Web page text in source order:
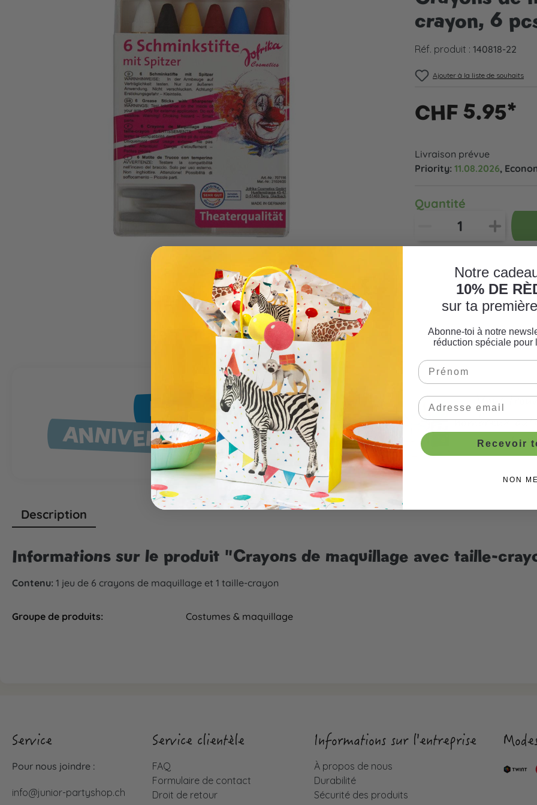
crayon, 6
Réf. produit : 140818-22
Ajouter à la liste de souhaits
CHF 5.95*
Livraison prévue
Priority: 11.08.2026,
Quantité
Commandé
livré demain
POLICE
ANNIVERSAIRE ENFANT
Vous
nombreux
le
Description
Informations sur le produit "Crayons de maquillage avec taille-
Contenu: 1 jeu de 6 crayons de maquillage et 1 taille-crayon
Groupe de produits: Costumes & maquillage
Service
Pour nous joindre :
info@junior-partyshop.ch
Service clientèle
FAQ
Formulaire de contact
Droit de retour
Informations sur l'entreprise
À propos de nous
Durabilité
Sécurité des produits
Notre
10% DE
sur ta
Abonne-toi à notre
réduction spéciale pour
Recevoir
NON